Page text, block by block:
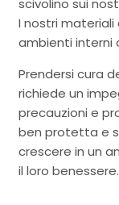
scivolino sui
I nostri
ambienti interni
Prendersi cura
richiede un
precauzioni e
ben protetta e
crescere in un
il loro benessere.